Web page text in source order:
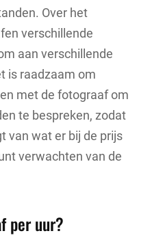
Over het
verschillende
aan verschillende
is raadzaam om
met de fotograaf om
te bespreken, zodat
van wat er bij de prijs
verwachten van de
per uur?